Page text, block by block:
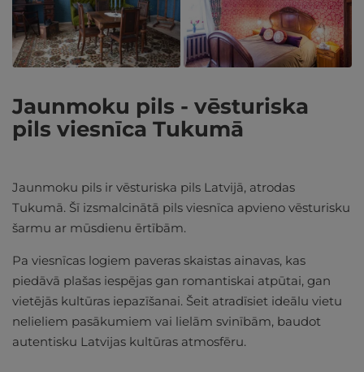
Jaunmoku pils - vēsturiska
pils viesnīca Tukumā
Jaunmoku pils ir vēsturiska pils Latvijā, atrodas
Tukumā. Šī izsmalcinātā pils viesnīca apvieno vēsturisku
šarmu ar mūsdienu ērtībām.
Pa viesnīcas logiem paveras skaistas ainavas, kas
piedāvā plašas iespējas gan romantiskai atpūtai, gan
vietējās kultūras iepazīšanai. Šeit atradīsiet ideālu vietu
nelieliem pasākumiem vai lielām svinībām, baudot
autentisku Latvijas kultūras atmosfēru.